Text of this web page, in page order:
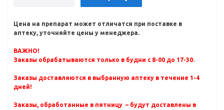
Цена на препарат может отличатся при поставке в
аптеку, уточняйте цены у менеджера.
ВАЖНО!
Заказы обрабатываются только в будни с 8-00 до 17-30.
Заказы доставляются в выбранную аптеку в течение 1-4
дней!
Заказы, обработанные в пятницу – будут доставлены в